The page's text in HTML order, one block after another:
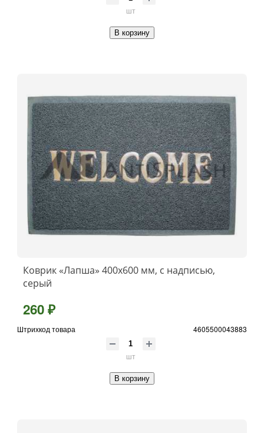
шт
В корзину
Коврик «Лапша» 400x600 мм, с надписью,
серый
260 ₽
Штрихкод товара 4605500043883
шт
В корзину